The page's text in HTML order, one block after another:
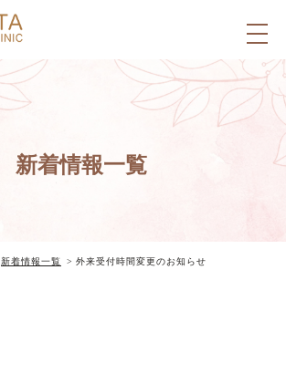
新着情報一覧
新着情報一覧 外来受付時間変更のお知らせ